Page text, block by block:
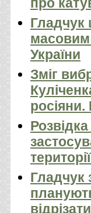
Гладчук
України
Зміг
росіяни.
Гладчук